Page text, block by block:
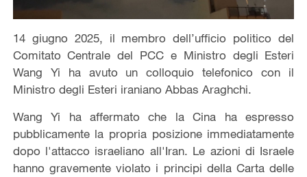
14 giugno 2025, il membro dell’ufficio politico del
Comitato Centrale del PCC e Ministro degli Esteri
Wang Yi ha avuto un colloquio telefonico con il
Ministro degli Esteri iraniano Abbas Araghchi.
Wang Yi ha affermato che la Cina ha espresso
pubblicamente la propria posizione immediatamente
dopo l'attacco israeliano all'Iran. Le azioni di Israele
hanno gravemente violato i principi della Carta delle